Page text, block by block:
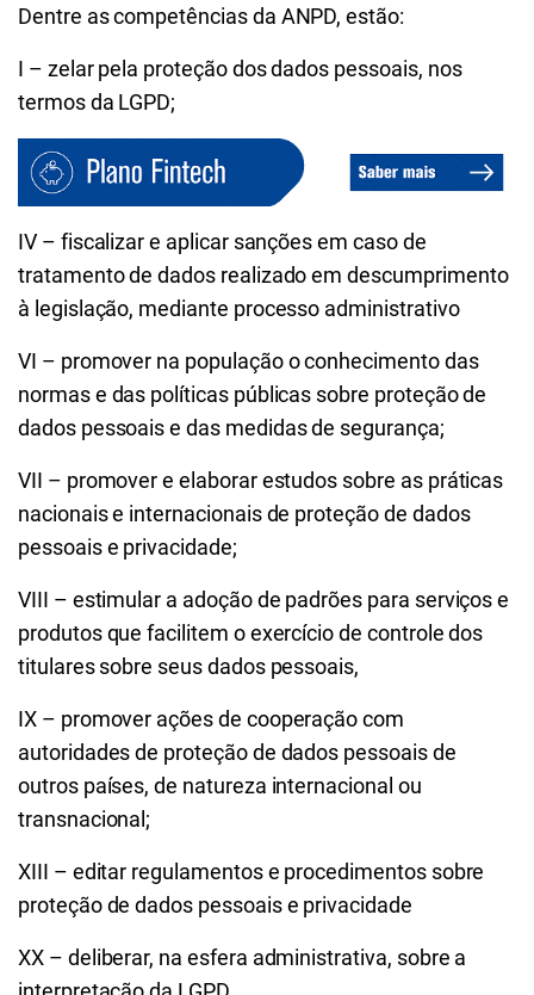
Dentre as competências da ANPD, estão:
I – zelar pela proteção dos dados pessoais, nos
termos da LGPD;
IV – fiscalizar e aplicar sanções em caso de
tratamento de dados realizado em descumprimento
à legislação, mediante processo administrativo
VI – promover na população o conhecimento das
normas e das políticas públicas sobre proteção de
dados pessoais e das medidas de segurança;
VII – promover e elaborar estudos sobre as práticas
nacionais e internacionais de proteção de dados
pessoais e privacidade;
VIII – estimular a adoção de padrões para serviços e
produtos que facilitem o exercício de controle dos
titulares sobre seus dados pessoais,
IX – promover ações de cooperação com
autoridades de proteção de dados pessoais de
outros países, de natureza internacional ou
transnacional;
XIII – editar regulamentos e procedimentos sobre
proteção de dados pessoais e privacidade
XX – deliberar, na esfera administrativa, sobre a